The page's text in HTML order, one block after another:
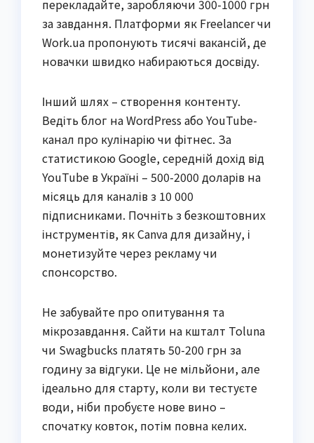
перекладайте, заробляючи 300-1000 грн
за завдання. Платформи як Freelancer чи
Work.ua пропонують тисячі вакансій, де
новачки швидко набираються досвіду.
Інший шлях – створення контенту.
Ведіть блог на WordPress або YouTube-
канал про кулінарію чи фітнес. За
статистикою Google, середній дохід від
YouTube в Україні – 500-2000 доларів на
місяць для каналів з 10 000
підписниками. Почніть з безкоштовних
інструментів, як Canva для дизайну, і
монетизуйте через рекламу чи
спонсорство.
Не забувайте про опитування та
мікрозавдання. Сайти на кшталт Toluna
чи Swagbucks платять 50-200 грн за
годину за відгуки. Це не мільйони, але
ідеально для старту, коли ви тестуєте
води, ніби пробуєте нове вино –
спочатку ковток, потім повна келих.